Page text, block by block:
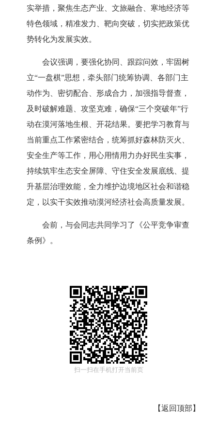
实举措，聚焦生态产业、文旅融合、寒地经济等
特色领域，精准发力、靶向突破，切实把政策优
势转化为发展实效。
会议强调，要强化协同、跟踪问效，牢固树
立“一盘棋”思想，牵头部门统筹协调、各部门主
动作为、密切配合、形成合力，加强指导督查，
及时破解难题、攻坚克难，确保“三个突破年”行
动在漠河落地生根、开花结果。要把学习教育与
当前重点工作紧密结合，统筹抓好森林防灭火、
安全生产等工作，用心用情用力办好民生实事，
持续筑牢生态安全屏障、守住安全发展底线、提
升基层治理效能，全力维护边境地区社会和谐稳
定，以实干实效推动漠河经济社会高质量发展。
会前，与会同志共同学习了
《公平竞争审查
条例》。
扫一扫在手机打开当前页
【返回顶部 】